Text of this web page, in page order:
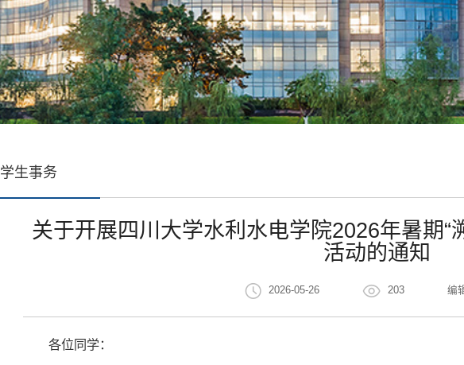
学生事务
关于开展四川大学水利水电学院2026年暑期“
活动的通知
2026-05-26 203 编
各位同学：